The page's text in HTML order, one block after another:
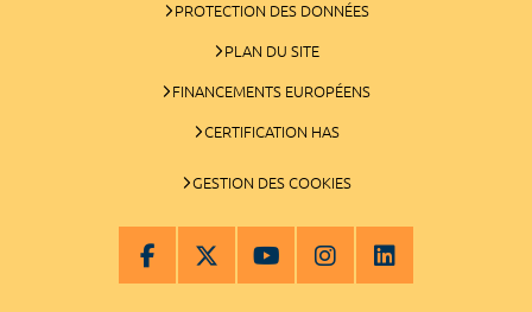
PROTECTION DES DONNÉES
PLAN DU SITE
FINANCEMENTS EUROPÉENS
CERTIFICATION HAS
GESTION DES COOKIES